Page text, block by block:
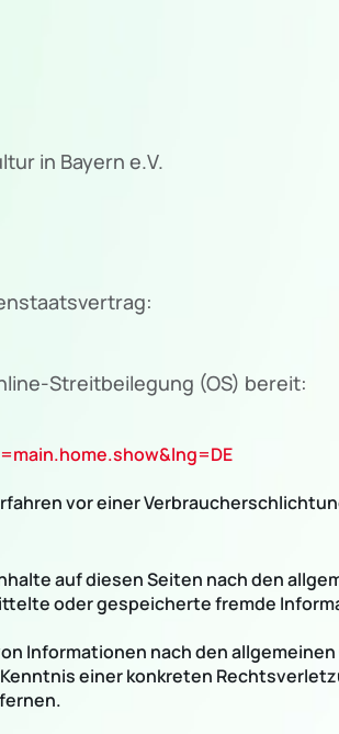
in Bayern e.V.
Streitbeilegung (OS) bereit:
vor einer
auf diesen Seiten nach den
oder gespeicherte fremde
Informationen nach den
einer konkreten